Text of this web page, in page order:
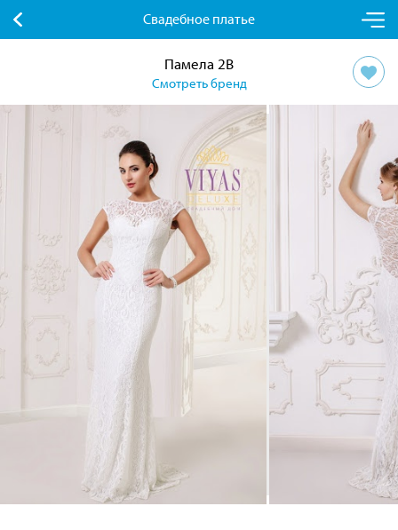
Свадебное платье
Памела 2B
Смотреть бренд